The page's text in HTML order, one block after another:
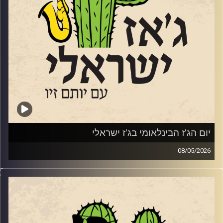
קרדיט תמונות:רותם בר-אילן
יונתן אבישי והחצוצרן אבישי כהן
הטריו של ענת פורט
יותם זילברשטיין
שרון מנצור
ענת כהן
ניתאי הרשקוביץ
יום הג'ז הבינלאומי בג'ז ישראלי
08/05/2026
בשבוע שעבר, ב – 30.4 ציינו ברחבי העולם את יום הג'ז
הבינלאומי. כמידי שנה ביום הזה אנחנו מרשים לעצמינו לשמוע